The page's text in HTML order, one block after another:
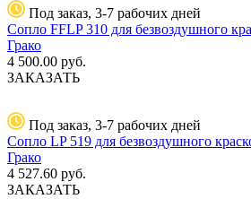
Под заказ, 3-7 рабочих дней
Сопло FFLP 310 для безвоздушного
Грако
4 500.00 руб.
ЗАКАЗАТЬ
Под заказ, 3-7 рабочих дней
Сопло LP 519 для безвоздушного
Грако
4 527.60 руб.
ЗАКАЗАТЬ